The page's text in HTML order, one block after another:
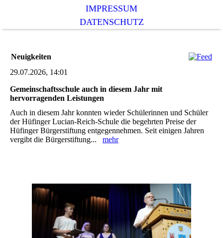
IMPRESSUM
DATENSCHUTZ
Neuigkeiten
29.07.2026, 14:01
Gemeinschaftsschule auch in diesem Jahr mit
hervorragenden Leistungen
Auch in diesem Jahr konnten wieder Schülerinnen und Schüler
der Hüfinger Lucian-Reich-Schule die ‎begehrten Preise der
Hüfinger Bürgerstiftung entgegennehmen. Seit einigen Jahren
vergibt die ‎Bürgerstiftung... mehr